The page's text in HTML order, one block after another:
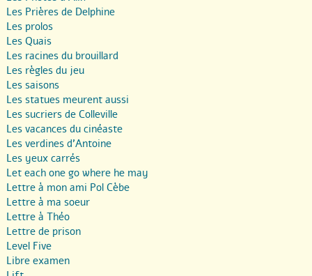
Les Prières de Delphine
Les prolos
Les Quais
Les racines du brouillard
Les règles du jeu
Les saisons
Les statues meurent aussi
Les sucriers de Colleville
Les vacances du cinéaste
Les verdines d’Antoine
Les yeux carrés
Let each one go where he may
Lettre à mon ami Pol Cèbe
Lettre à ma soeur
Lettre à Théo
Lettre de prison
Level Five
Libre examen